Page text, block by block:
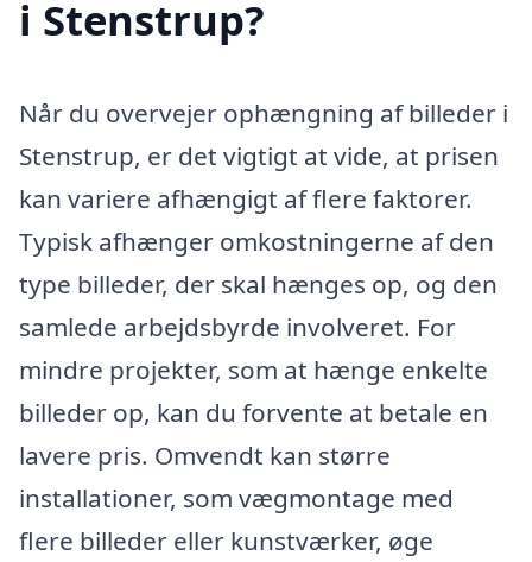
i Stenstrup?
Når du overvejer ophængning af billeder i
Stenstrup, er det vigtigt at vide, at prisen
kan variere afhængigt af flere faktorer.
Typisk afhænger omkostningerne af den
type billeder, der skal hænges op, og den
samlede arbejdsbyrde involveret. For
mindre projekter, som at hænge enkelte
billeder op, kan du forvente at betale en
lavere pris. Omvendt kan større
installationer, som vægmontage med
flere billeder eller kunstværker, øge